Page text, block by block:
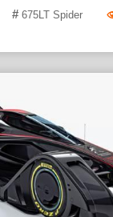
# 675LT Spider